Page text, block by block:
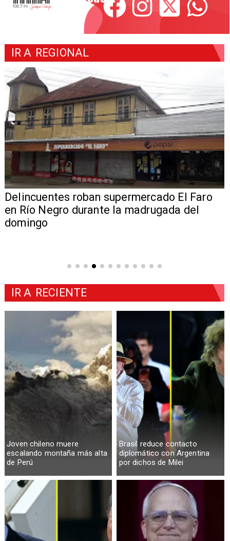
IR A REGIONAL
Delincuentes roban supermercado El Faro
en Río Negro durante la madrugada del
domingo
Joven chileno muere
escalando montaña más alta
de Perú
Brasil reduce contacto
diplomático con Argentina
por dichos de Milei
IR A RECIENTE